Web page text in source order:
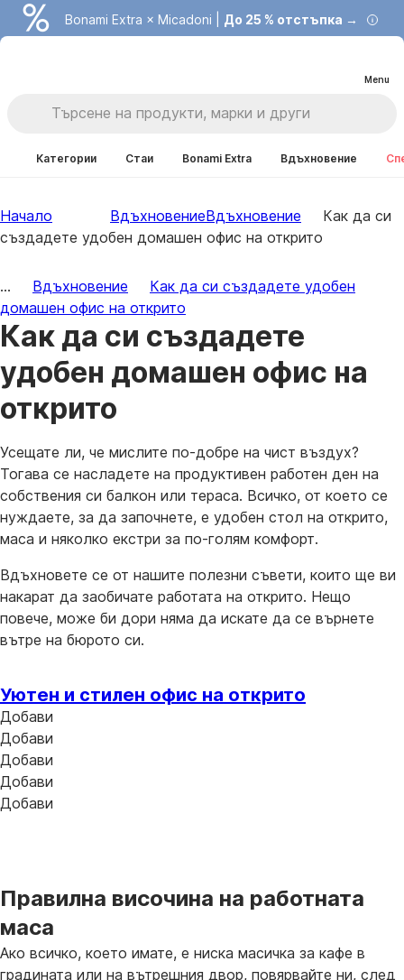
Bonami Extra × Micadoni | До 25 % отстъпка →
Menu
Категории Стаи Bonami Extra Вдъхновение
Начало ВдъхновениеВдъхновение
Как да си
създадете удобен домашен офис на открито
... Вдъхновение
Как да си създадете удобен
домашен офис на открито
Как да си създадете
удобен домашен офис на
открито
Усещате ли, че мислите по-добре на чист въздух?
Тогава се насладете на продуктивен работен ден на
собствения си балкон или тераса. Всичко, от което се
нуждаете, за да започнете, е удобен стол на открито,
маса и няколко екстри за по-голям комфорт.
Вдъхновете се от нашите полезни съвети, които ще ви
накарат да заобичате работата на открито. Нещо
повече, може би дори няма да искате да се върнете
вътре на бюрото си.
Уютен и стилен офис на открито
Добави
Добави
Добави
Добави
Добави
Правилна височина на работната
маса
Ако всичко, което имате, е ниска масичка за кафе в
градината или на вътрешния двор, повярвайте ни, след